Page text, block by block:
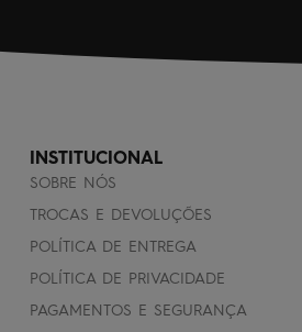
INSTITUCIONAL
SOBRE NÓS
TROCAS E DEVOLUÇÕES
POLÍTICA DE ENTREGA
POLÍTICA DE PRIVACIDADE
PAGAMENTOS E SEGURANÇA